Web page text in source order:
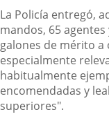
La Policía entregó,
mandos, 65
galones de mérito
especialmente
habitualmente
encomendadas y
superiores".